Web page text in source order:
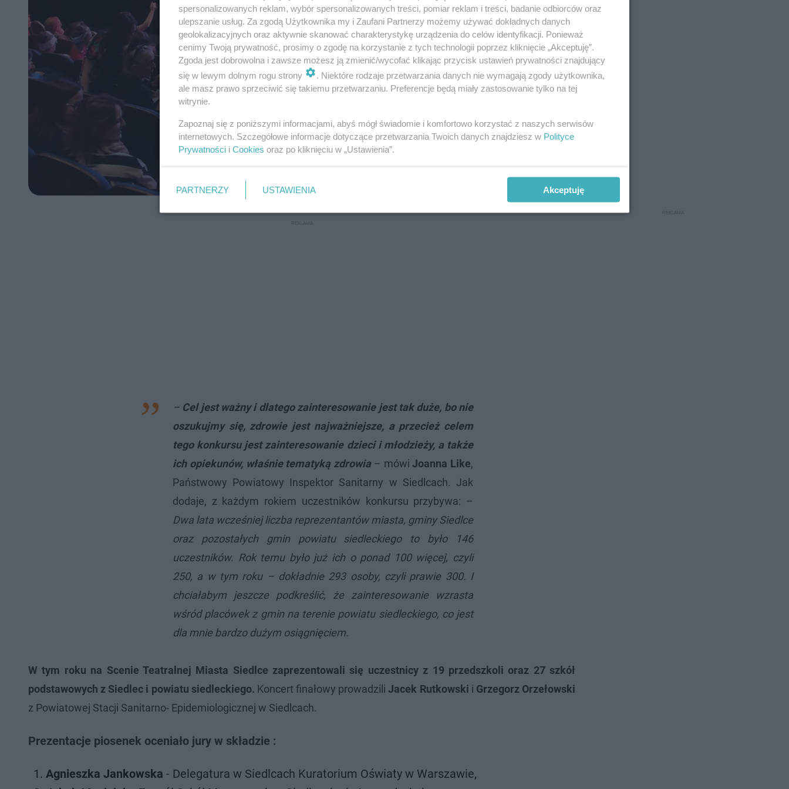
– Cel jest ważny i dlatego zainteresowanie jest tak duże, bo nie
oszukujmy się, zdrowie jest najważniejsze, a przecież celem
tego konkursu jest zainteresowanie dzieci i młodzieży, a także
ich opiekunów, właśnie tematyką zdrowia – mówiJoanna Like,
Państwowy Powiatowy Inspektor Sanitarny w Siedlcach. Jak
dodaje, z każdym rokiem uczestników konkursu przybywa: –
Dwa lata wcześniej liczba reprezentantów miasta, gminy Siedlce
oraz pozostałych gmin powiatu siedleckiego to było 146
uczestników. Rok temu było już ich o ponad 100 więcej, czyli
250, a w tym roku – dokładnie 293 osoby, czyli prawie 300. I
chciałabym jeszcze podkreślić, że zainteresowanie wzrasta
wśród placówek z gmin na terenie powiatu siedleckiego, co jest
dla mnie bardzo dużym osiągnięciem.
W tym roku na Scenie Teatralnej Miasta Siedlce zaprezentowali się uczestnicy z 19 przedszkoli oraz 27 szkół
podstawowych z Siedlec i powiatu siedleckiego. Koncert finałowy prowadziliJacek Rutkowski i Grzegorz Orzełowski
z Powiatowej Stacji Sanitarno- Epidemiologicznej w Siedlcach.
Prezentacje piosenek oceniało jury w składzie :
Agnieszka Jankowska - Delegatura w Siedlcach Kuratorium Oświaty w Warszawie,
spersonalizowanych reklam, wybór spersonalizowanych treści, pomiar reklam i treści, badanie odbiorców oraz
ulepszanie usług. Za zgodą Użytkownika my i Zaufani Partnerzy możemy używać dokładnych danych
geolokalizacyjnych oraz aktywnie skanować charakterystykę urządzenia do celów identyfikacji. Ponieważ
cenimy Twoją prywatność, prosimy o zgodę na korzystanie z tych technologii poprzez kliknięcie „Akceptuję”.
Zgoda jest dobrowolna i zawsze możesz ją zmienić/wycofać klikając przycisk ustawień prywatności znajdujący
się w lewym dolnym rogu strony
. Niektóre rodzaje przetwarzania danych nie wymagają zgody użytkownika,
ale masz prawo sprzeciwić się takiemu przetwarzaniu. Preferencje będą miały zastosowanie tylko na tej
witrynie.
Zapoznaj się z poniższymi informacjami, abyś mógł świadomie i komfortowo korzystać z naszych serwisów
internetowych. Szczegółowe informacje dotyczące przetwarzania Twoich danych znajdziesz w Polityce
Prywatności i Cookies oraz po kliknięciu w „Ustawienia”.
PARTNERZY USTAWIENIA Akceptuję